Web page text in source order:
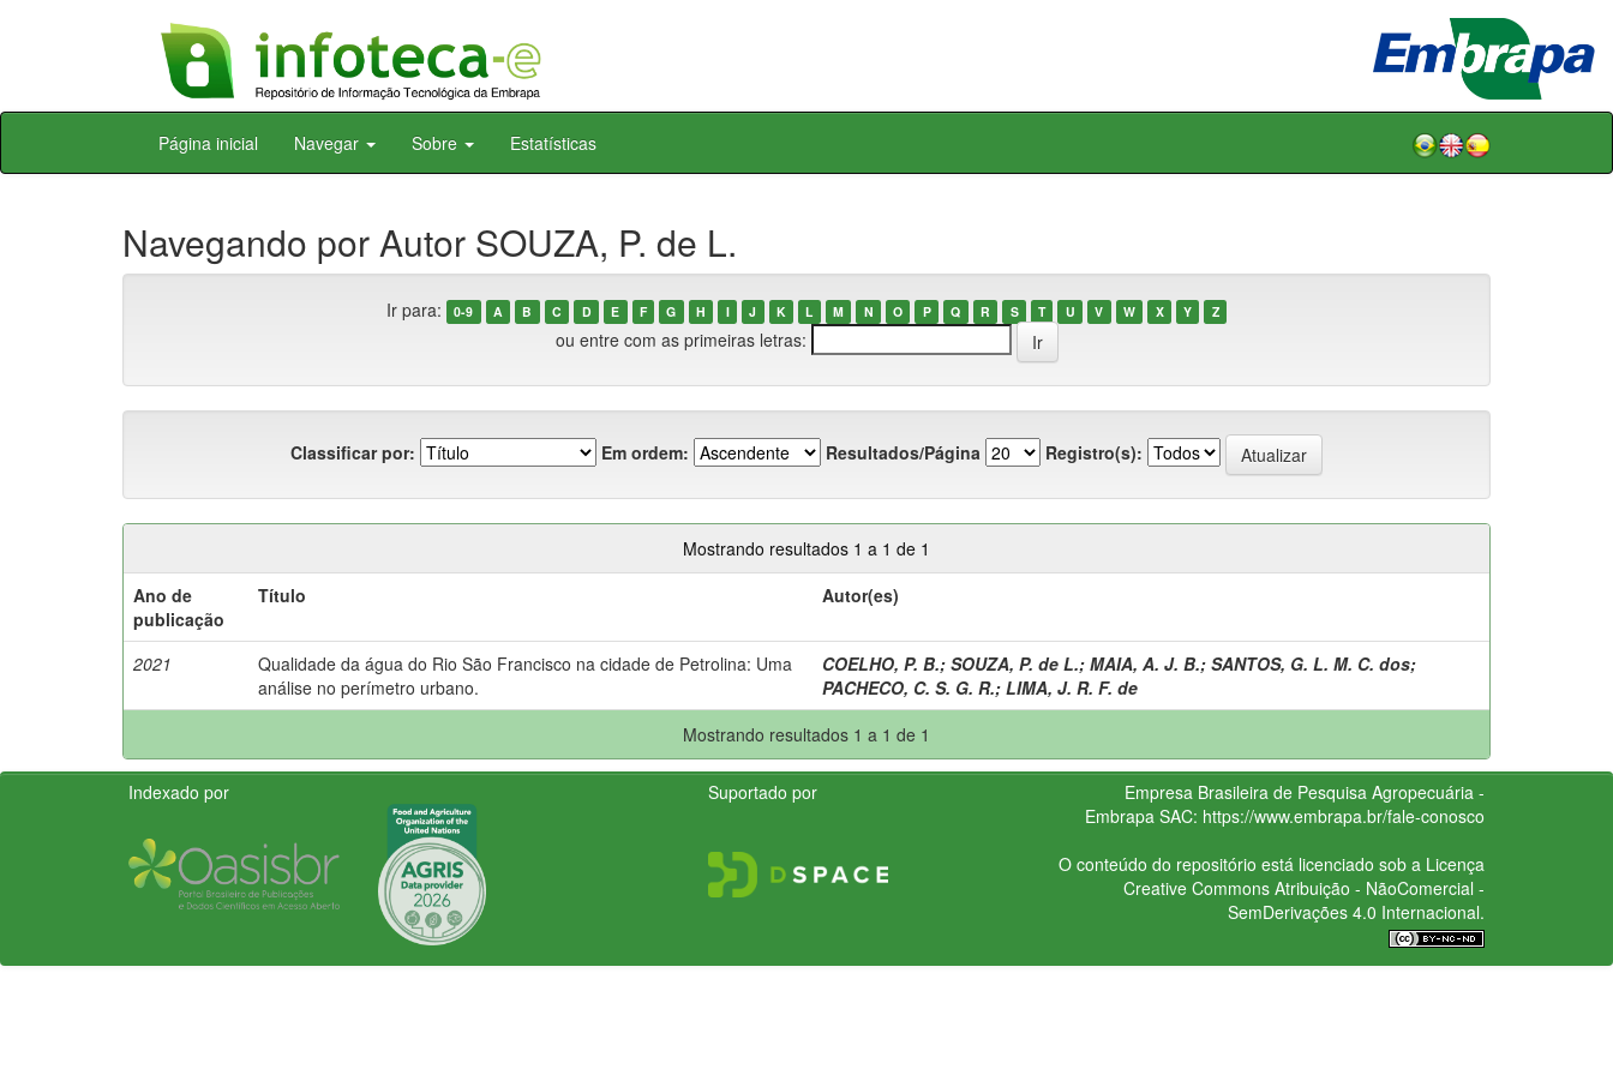
Skip
Página inicial Navegar Sobre Estatísticas
Navegando por Autor SOUZA, P. de L.
Ir para: 0-9 A B C D E F G H I J K L M N O P Q R S T U V W X Y Z
ou entre com as primeiras letras:
Classificar por: Em ordem: Resultados/Página Registro(s):
Mostrando resultados 1 a 1 de 1
Ano de
publicação
Título Autor(es)
2021
Qualidade da água do Rio São Francisco na cidade de Petrolina: Uma
análise no perímetro urbano.
COELHO, P. B.; SOUZA, P. de L.; MAIA, A. J. B.; SANTOS, G. L. M. C. dos;
PACHECO, C. S. G. R.; LIMA, J. R. F. de
Mostrando resultados 1 a 1 de 1
Indexado por Suportado por
Empresa Brasileira de Pesquisa Agropecuária -
Embrapa SAC: https://www.embrapa.br/fale-conosco
O conteúdo do repositório está licenciado sob a Licença
Creative CommonsAtribuição - NãoComercial -
SemDerivações 4.0 Internacional.